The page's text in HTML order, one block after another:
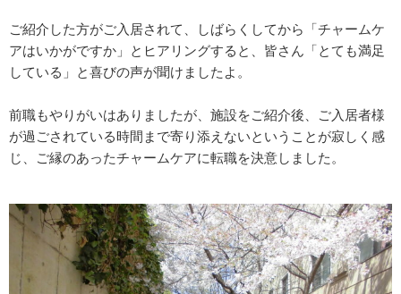
ご紹介した方がご入居されて、しばらくしてから「チャームケ
アはいかがですか」とヒアリングすると、皆さん「とても満足
している」と喜びの声が聞けましたよ。
前職もやりがいはありましたが、施設をご紹介後、ご入居者様
が過ごされている時間まで寄り添えないということが寂しく感
じ、ご縁のあったチャームケアに転職を決意しました。